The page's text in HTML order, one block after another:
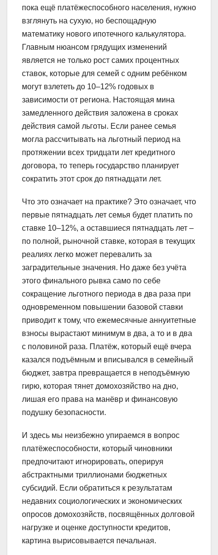
пока ещё платёжеспособного населения, нужно
взглянуть на сухую, но беспощадную
математику нового ипотечного калькулятора.
Главным нюансом грядущих изменений
является не только рост самих процентных
ставок, которые для семей с одним ребёнком
могут взлететь до 10–12% годовых в
зависимости от региона. Настоящая мина
замедленного действия заложена в сроках
действия самой льготы. Если ранее семья
могла рассчитывать на льготный период на
протяжении всех тридцати лет кредитного
договора, то теперь государство планирует
сократить этот срок до пятнадцати лет.
Что это означает на практике? Это означает, что
первые пятнадцать лет семья будет платить по
ставке 10–12%, а оставшиеся пятнадцать лет –
по полной, рыночной ставке, которая в текущих
реалиях легко может перевалить за
заградительные значения. Но даже без учёта
этого финального рывка само по себе
сокращение льготного периода в два раза при
одновременном повышении базовой ставки
приводит к тому, что ежемесячные аннуитетные
взносы вырастают минимум в два, а то и в два
с половиной раза. Платёж, который ещё вчера
казался подъёмным и вписывался в семейный
бюджет, завтра превращается в неподъёмную
гирю, которая тянет домохозяйство на дно,
лишая его права на манёвр и финансовую
подушку безопасности.
И здесь мы неизбежно упираемся в вопрос
платёжеспособности, который чиновники
предпочитают игнорировать, оперируя
абстрактными триллионами бюджетных
субсидий. Если обратиться к результатам
недавних социологических и экономических
опросов домохозяйств, посвящённых долговой
нагрузке и оценке доступности кредитов,
картина вырисовывается печальная.